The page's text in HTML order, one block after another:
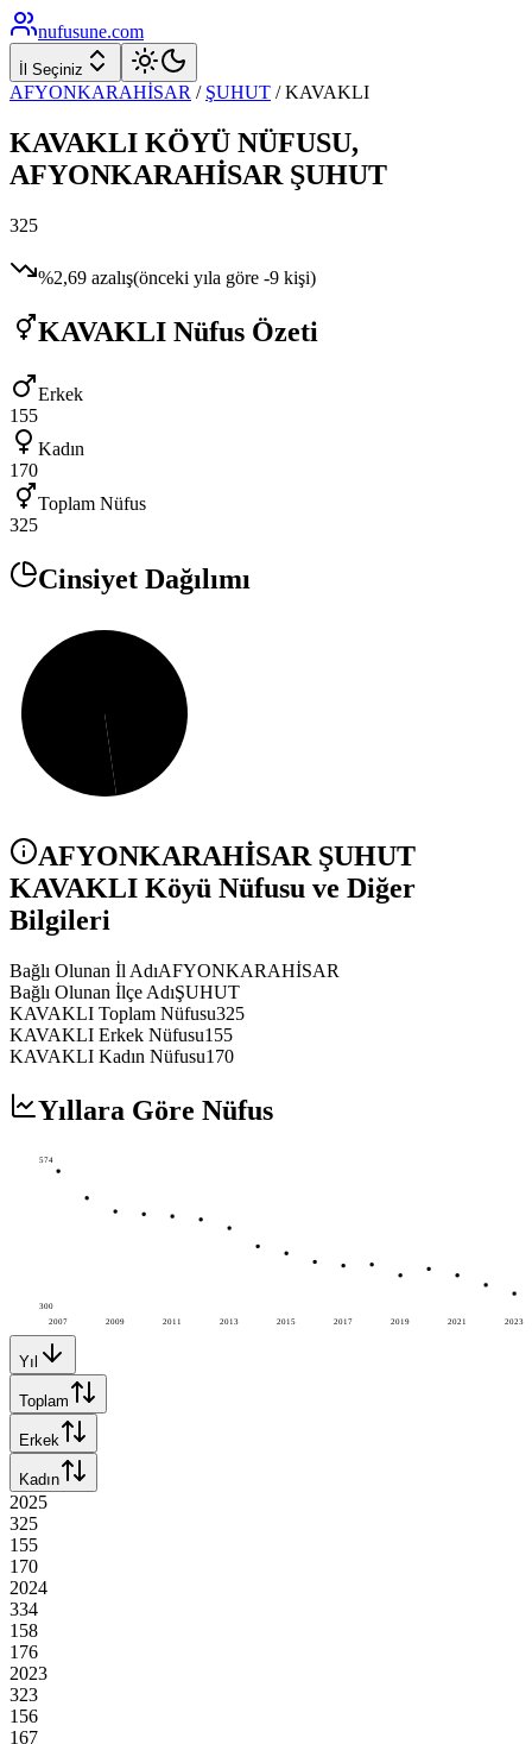
nufusune.com
İl Seçiniz
AFYONKARAHİSAR / ŞUHUT /KAVAKLI
KAVAKLI KÖYÜ NÜFUSU,
AFYONKARAHİSAR ŞUHUT
325
%2,69 azalış(önceki yıla göre -9 kişi)
KAVAKLI Nüfus Özeti
Erkek
155
Kadın
170
Toplam Nüfus
325
Cinsiyet Dağılımı
AFYONKARAHİSAR ŞUHUT
KAVAKLI Köyü Nüfusu ve Diğer
Bilgileri
Bağlı Olunan İl AdıAFYONKARAHİSAR
Bağlı Olunan İlçe AdıŞUHUT
KAVAKLI Toplam Nüfusu325
KAVAKLI Erkek Nüfusu155
KAVAKLI Kadın Nüfusu170
Yıllara Göre Nüfus
2007 2009 2011 2013 2015 2017 2019 2021 2023
574
300
Yıl
Toplam
Erkek
Kadın
2025
325
155
170
2024
334
158
176
2023
323
156
167